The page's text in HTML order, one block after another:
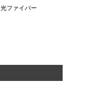
光ファイバー